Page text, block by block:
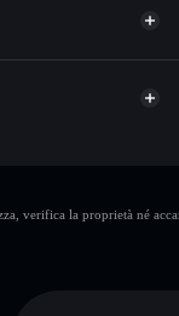
verifica la proprietà né